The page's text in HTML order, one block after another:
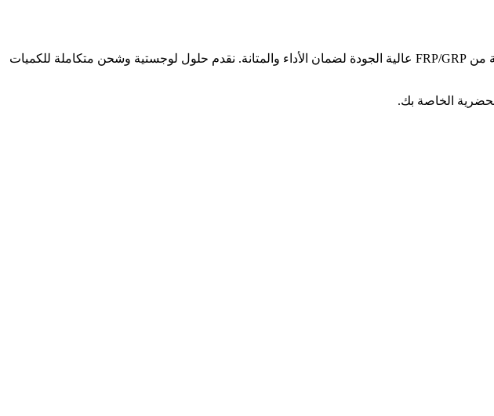
أغطية الفتحات متاحة بأحجام قياسية أو حسب الطلب. مناسبة للمشترين الصناعيين ومديري المشاريع، مصنوعة من FRP/GRP عالية الجودة لضمان الأداء والمتانة. نقدم حلول لوجستية وشحن متكاملة للكميات
الخاصة بك.